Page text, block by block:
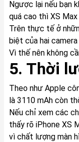
Ngược lại nếu bạn
quá cao thì XS
Trên thực tế ở
biệt của hai
Vì thế nên không
5. Thời
Theo như Apple
là 3110 mAh còn
Nếu chỉ xem các
thấy rõ iPhone XS
vì chất lượng màn